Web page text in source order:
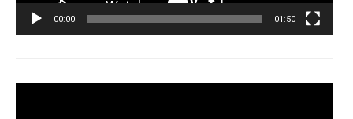
00:00 01:50